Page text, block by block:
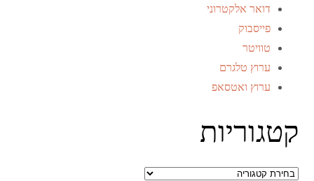
דואר אלקטרוני
פייסבוק
טוויטר
ערוץ טלגרם
ערוץ ואטסאפ
קטגוריות
קטגוריות